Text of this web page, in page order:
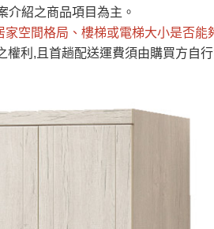
介紹之商品項目為主。
家空間格局、 樓梯或電梯大小是否能
利,且首趟配送運費須由購買方自行
運 費
鄉、寶
您電話聯絡或E-Mail通知確認訂單。
無現貨我們客服會再來電或E-Mail與
殊地型限制(山區、鄉、鎮、村)、樓
利。
掛服務，若需以吊車或其他的吊掛方